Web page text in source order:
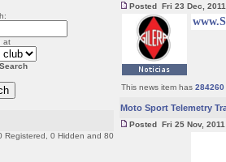
at
Registered, 0 Hidden and 80
Posted Fri 23 Dec,
This news item has 284260
Moto Sport Telemetry
Posted Fri 25 Nov,